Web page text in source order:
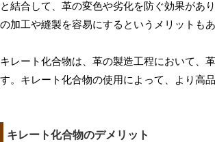
と結合して、革の変色や劣化を防ぐ効果があ
の加工や縫製を容易にするというメリットもあ
キレート化合物は、革の製造工程において、
す。キレート化合物の使用によって、より高
キレート化合物のデメリット